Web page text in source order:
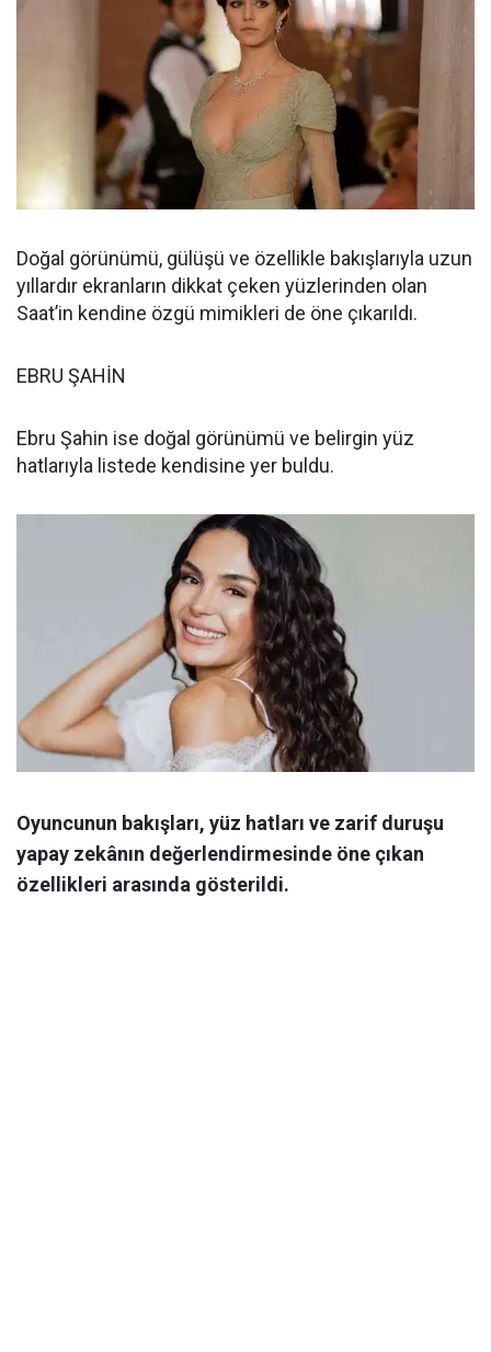
Doğal görünümü, gülüşü ve özellikle bakışlarıyla uzun
yıllardır ekranların dikkat çeken yüzlerinden olan
Saat’in kendine özgü mimikleri de öne çıkarıldı.
EBRU ŞAHİN
Ebru Şahin ise doğal görünümü ve belirgin yüz
hatlarıyla listede kendisine yer buldu.
Oyuncunun bakışları, yüz hatları ve zarif duruşu
yapay zekânın değerlendirmesinde öne çıkan
özellikleri arasında gösterildi.